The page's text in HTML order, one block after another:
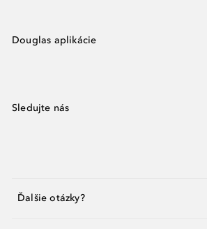
Douglas aplikácie
Sledujte nás
Ďalšie otázky?